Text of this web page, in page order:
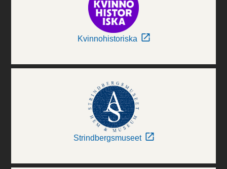
Kvinnohistoriska
Strindbergsmuseet